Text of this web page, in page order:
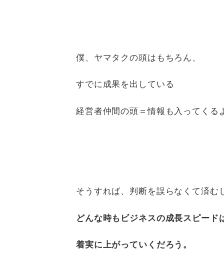
僕、ヤマタクの頭はもちろん、
すでに成果を出している
経営者仲間の頭＝情報も入ってくる
そうすれば、判断を誤らなくて済む
どんな時もビジネスの成長スピード
着実に上がっていくだろう。